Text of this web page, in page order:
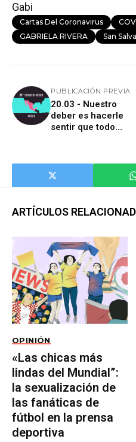
Gabi
Cartas Del Coronavirus
GABRIELA RIVERA
San
PUBLICACIÓN PREVIA
20.03 - Nuestro
deber es hacerle
sentir que todo
ARTÍCULOS
OPINIÓN
«Las chicas más
lindas del Mundial”:
la sexualización de
las fanáticas de
fútbol en la prensa
deportiva